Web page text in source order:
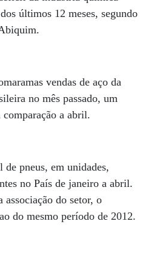
últimos 12 meses, segundo
vendas de aço da
no mês passado, um
a abril.
pneus, em unidades,
no País de janeiro a abril.
do setor, o
do mesmo período de 2012.